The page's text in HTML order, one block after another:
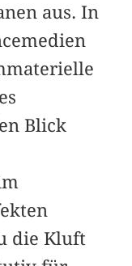
aus. In
Blick
die Kluft